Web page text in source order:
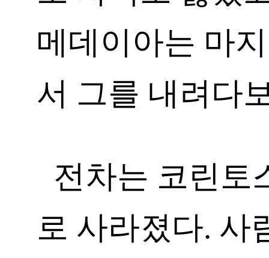
메데이아는 마
서 그를 내려다
전차는 코린토
로 사라졌다. 사